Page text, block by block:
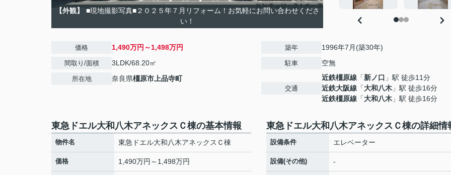
【外観】
■現地撮影写真■２０２５年７月リフォーム！お気軽にお問い合わせくださ
い！
価格 1,490万円～1,498万円
間取り/面積 3LDK/68.20㎡
所在地 奈良県橿原市 上品寺町
築年 1996年7月(築30年)
駐車 空無
交通
近鉄橿原線 「新ノ口 」駅 徒歩11分
近鉄大阪線 「大和八木 」駅 徒歩16分
近鉄橿原線 「大和八木 」駅 徒歩16分
東急ドエル大和八木アネックスＣ棟の基本情報
物件名 東急ドエル大和八木アネックスＣ棟
価格 1,490万円～1,498万円
東急ドエル大和八木アネックスＣ棟の詳細情
設備条件 エレベーター
設備(その他) -